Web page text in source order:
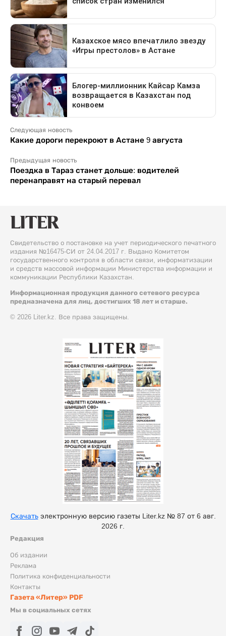
Следующая новость
Какие дороги перекроют в Астане 9 августа
Предыдущая новость
Поездка в Тараз станет дольше: водителей
перенаправят на старый перевал
Свидетельство о постановке на учет периодического печатного
издания №16475-СИ от 24.04.2017 г. Выдано Комитетом
государственного контроля в области связи, информатизации
и средств массовой информации Министерства информации и
коммуникации Республики Казахстан.
Информационная продукция данного сетевого ресурса
предназначена для лиц, достигших 18 лет и старше.
© 2026 Liter.kz. Все права защищены.
Редакция
Об издании
Реклама
Политика конфиденциальности
Контакты
Газета «Литер» PDF
Мы в социальных сетях
Скачатьэлектронную версию газеты Liter.kz № 87 от 6 авг.
2026 г.